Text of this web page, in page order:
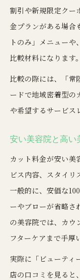
割引や新規限定クー
金プランがある場合
トのみ」メニューや
比較材料になります。
比較の際には、「常
ードで地域密着型の
や希望するサービス
安い美容院と高い
カット料金が安い美
ビス内容、スタイリ
一般的に、安価な
ーやブローが省略さ
の美容院では、カウ
フターケアまで手厚
実際に「ビューティ
店の口コミを見ると